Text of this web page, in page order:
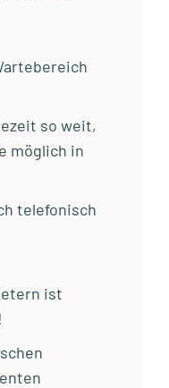
so weit,
möglich in
telefonisch
ist